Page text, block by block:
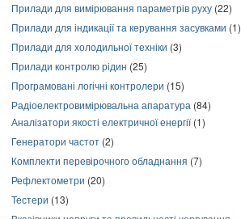
Прилади для вимірювання параметрів руху (22)
Прилади для індикації та керування засувками (1)
Прилади для холодильної техніки (3)
Прилади контролю рідин (25)
Програмовані логічні контролери (15)
Радіоелектровимірювальна апаратура (84)
Аналізатори якості електричної енергії(1)
Генератори частот (2)
Комплекти перевірочного обладнання (7)
Рефлектометри (20)
Тестери (13)